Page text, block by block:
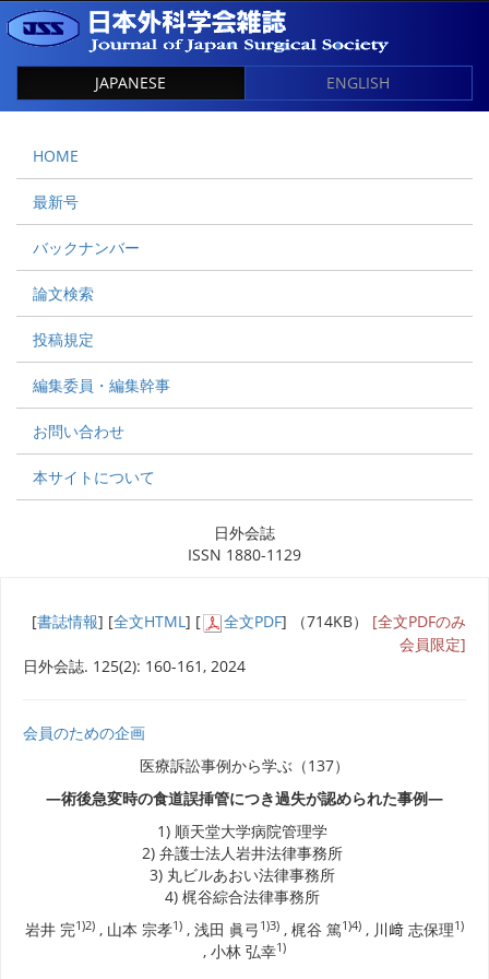
JAPANESE ENGLISH
HOME
最新号
バックナンバー
論文検索
投稿規定
編集委員・編集幹事
お問い合わせ
本サイトについて
日外会誌
ISSN 1880-1129
[書誌情報] [全文HTML] [ 全文PDF] （714KB） [全文PDFのみ
会員限定]
日外会誌. 125(2): 160-161, 2024
会員のための企画
医療訴訟事例から学ぶ（137）
―術後急変時の食道誤挿管につき過失が認められた事例―
1) 順天堂大学病院管理学
2) 弁護士法人岩井法律事務所
3) 丸ビルあおい法律事務所
4) 梶谷綜合法律事務所
岩井 完1)2) , 山本 宗孝1) , 浅田 眞弓 1)3) , 梶谷 篤1)4) , 川﨑 志保理1)
, 小林 弘幸1)